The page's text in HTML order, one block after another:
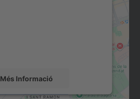
Més Informació